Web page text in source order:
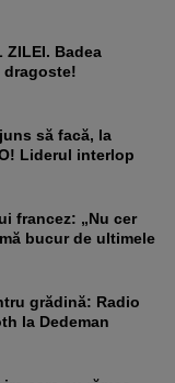
dragoste!
Liderul interlop
bucur de ultimele
la Dedeman